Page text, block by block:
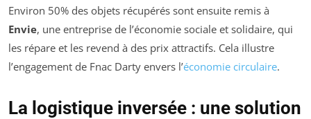
Environ 50% des objets récupérés sont ensuite remis à
Envie, une entreprise de l’économie sociale et solidaire, qui
les répare et les revend à des prix attractifs. Cela illustre
l’engagement de Fnac Darty envers l’économie circulaire.
La logistique inversée : une solution